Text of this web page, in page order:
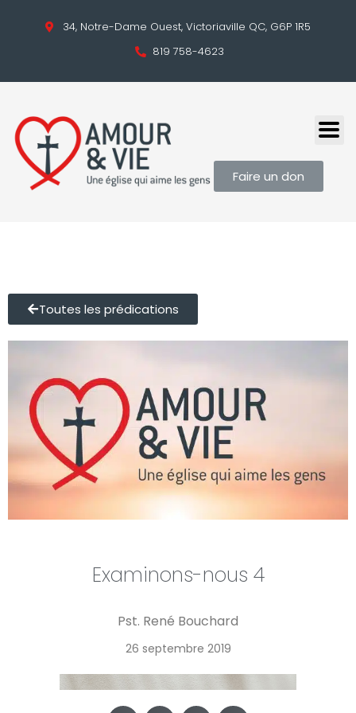
34, Notre-Dame Ouest, Victoriaville QC, G6P 1R5
819 758-4623
Faire un don
Toutes les prédications
Examinons-nous 4
Pst. René Bouchard
26 septembre 2019